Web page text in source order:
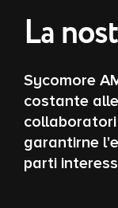
La
Sycomore
costante
garantirne
parti